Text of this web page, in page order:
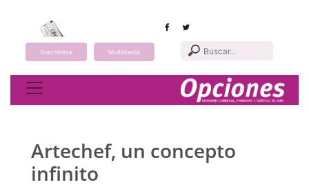
Suscribirse Multimedia
Toggle navigation
Artechef, un concepto
infinito